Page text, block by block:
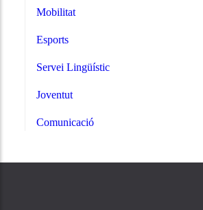
Mobilitat
Esports
Servei Lingüístic
Joventut
Comunicació